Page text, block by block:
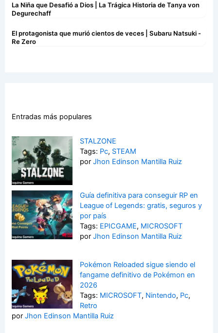
La Niña que Desafió a Dios | La Trágica Historia de Tanya von
Degurechaff
El protagonista que murió cientos de veces | Subaru Natsuki -
Re Zero
Entradas más populares
STALZONE
Tags: Pc, STEAM
por Jhon Edinson Mantilla Ruiz
Guía definitiva para conseguir RP en
League of Legends: gratis, seguros y
por país
Tags: EPICGAME, MICROSOFT
por Jhon Edinson Mantilla Ruiz
Pokémon Reloaded sigue siendo el
fangame definitivo de Pokémon en
2026
Tags: MICROSOFT, Nintendo, Pc,
Retro
porJhon Edinson Mantilla Ruiz